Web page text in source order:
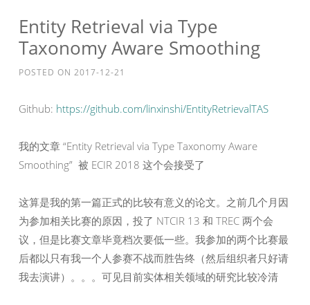
Entity Retrieval via Type
Taxonomy Aware Smoothing
POSTED ON 2017-12-21
Github: https://github.com/linxinshi/EntityRetrievalTAS
我的文章 “Entity Retrieval via Type Taxonomy Aware
Smoothing” 被 ECIR 2018 这个会接受了
这算是我的第一篇正式的比较有意义的论文。之前几个月因
为参加相关比赛的原因，投了 NTCIR 13 和 TREC 两个会
议，但是比赛文章毕竟档次要低一些。我参加的两个比赛最
后都以只有我一个人参赛不战而胜告终（然后组织者只好请
我去演讲）。。。可见目前实体相关领域的研究比较冷清